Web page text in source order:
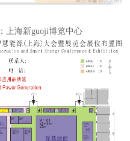
上海新guoji博览中心